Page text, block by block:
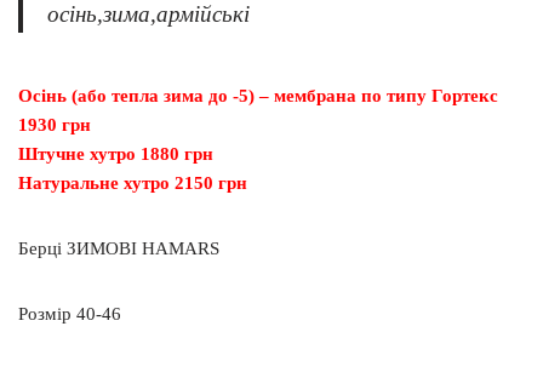
осінь,зима,армійські
Осінь (або тепла зима до -5) – мембрана по типу Гортекс
1930 грн
Штучне хутро 1880 грн
Натуральне хутро 2150 грн
Берці ЗИМОВІ HAMARS
Розмір 40-46